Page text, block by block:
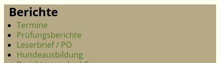
Berichte
Termine
Prüfungsberichte
Leserbrief / PO
Hundeausbildung